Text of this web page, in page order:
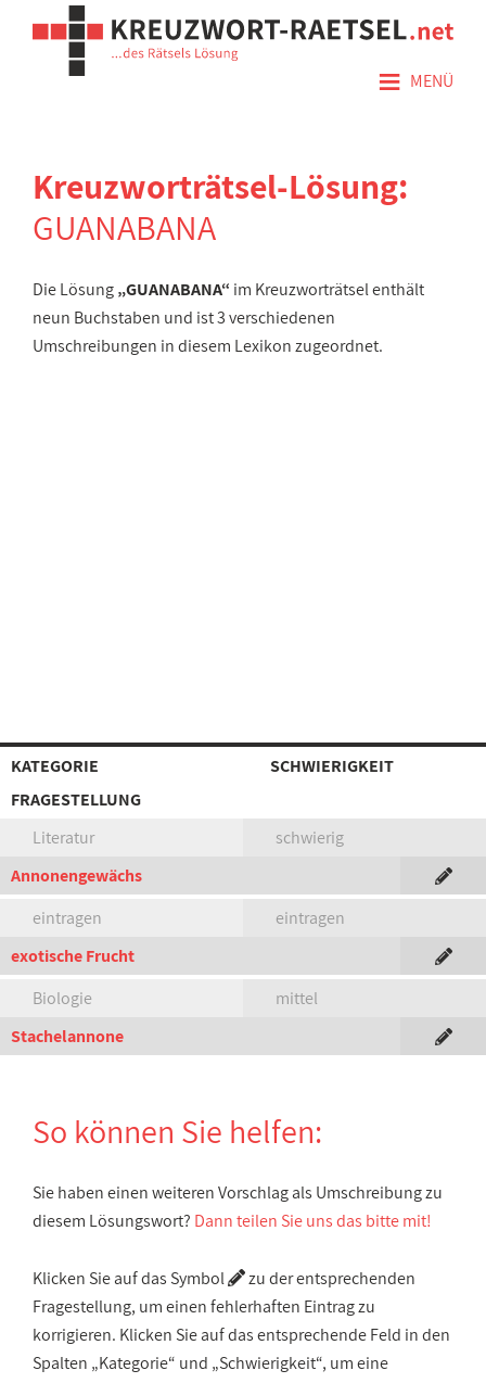
≡ MENÜ
Kreuzworträtsel-Lösung:
GUANABANA
Die Lösung„GUANABANA“ im Kreuzworträtsel enthält
neun Buchstaben und ist 3 verschiedenen
Umschreibungen in diesem Lexikon zugeordnet.
KATEGORIE
SCHWIERIGKEIT
FRAGESTELLUNG
Literatur
schwierig
Annonengewächs
eintragen
eintragen
exotische Frucht
Biologie
mittel
Stachelannone
So können Sie helfen:
Sie haben einen weiteren Vorschlag als Umschreibung zu
diesem Lösungswort? Dann teilen Sie uns das bitte mit!
Klicken Sie auf das Symbol
zu der entsprechenden
Fragestellung, um einen fehlerhaften Eintrag zu
korrigieren. Klicken Sie auf das entsprechende Feld in den
Spalten „Kategorie“ und „Schwierigkeit“, um eine